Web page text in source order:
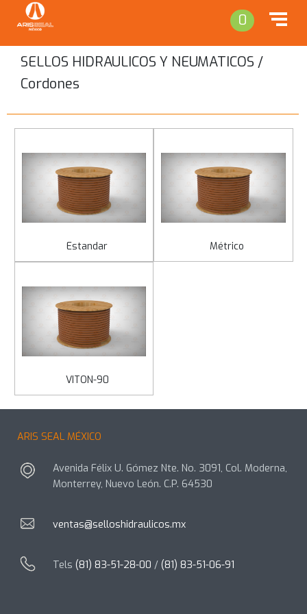
0
SELLOS HIDRAULICOS Y NEUMATICOS /
Cordones
Estandar Métrico
VITON-90
ARIS SEAL MÉXICO
Avenida Félix U. Gómez Nte. No. 3091, Col. Moderna,
Monterrey, Nuevo León. C.P. 64530
ventas@selloshidraulicos.mx
Tels (81) 83-51-28-00 / (81) 83-51-06-91